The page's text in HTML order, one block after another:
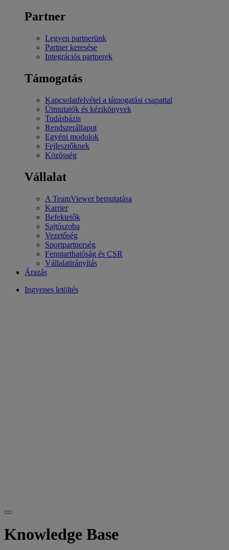
Partner
Legyen partnerünk
Partner keresése
Integrációs partnerek
Támogatás
Kapcsolatfelvétel a támogatási csapattal
Útmutatók és kézikönyvek
Tudásbázis
Rendszerállapot
Egyéni modulok
Fejlesztőknek
Közösség
Vállalat
A TeamViewer bemutatása
Karrier
Befektetők
Sajtószoba
Vezetőség
Sportpartnerség
Fenntarthatóság és CSR
Vállalatirányítás
Árazás
Ingyenes letöltés
Knowledge Base